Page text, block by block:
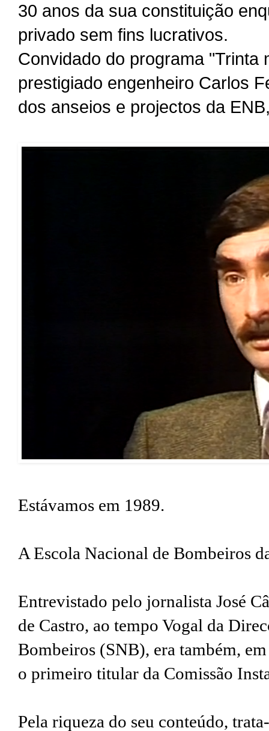
30 anos da sua constituição
privado sem fins lucrativos.
Convidado do programa
prestigiado engenheiro Carlos
dos anseios e projectos da
Estávamos em 1989.
A Escola Nacional de Bombeiros
Entrevistado pelo jornalista José
de Castro, ao tempo Vogal da
Bombeiros (SNB), era também,
o primeiro titular da Comissão
Pela riqueza do seu conteúdo,